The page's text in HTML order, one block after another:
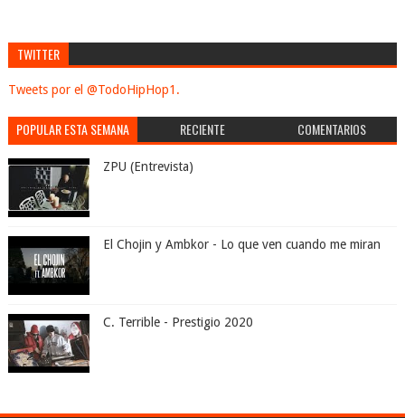
TWITTER
Tweets por el @TodoHipHop1.
POPULAR ESTA SEMANA RECIENTE COMENTARIOS
ZPU (Entrevista)
El Chojin y Ambkor - Lo que ven cuando me miran
C. Terrible - Prestigio 2020